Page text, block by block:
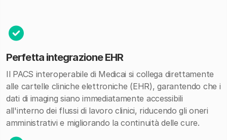
Perfetta integrazione EHR
Il PACS interoperabile di Medicai si collega direttamente
alle cartelle cliniche elettroniche (EHR), garantendo che i
dati di imaging siano immediatamente accessibili
all'interno dei flussi di lavoro clinici, riducendo gli oneri
amministrativi e migliorando la continuità delle cure.